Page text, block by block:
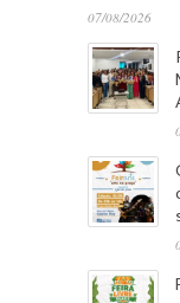
07/08/2026